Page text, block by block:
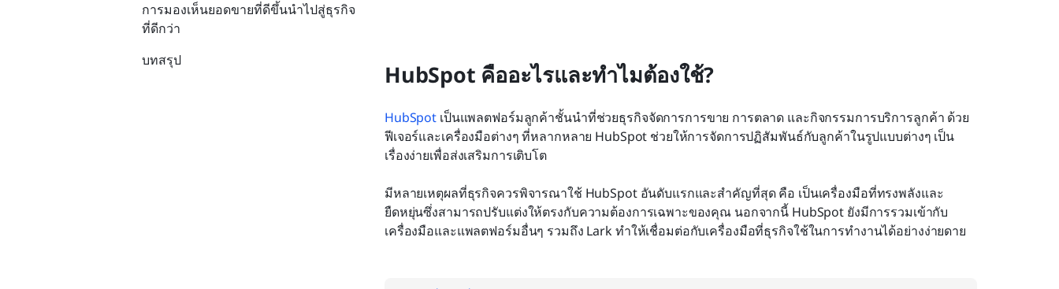
HubSpot คืออะไรและทำไมต้องใช้?
HubSpot เป็นแพลตฟอร์มลูกค้าชั้นนำที่ช่วยธุรกิจจัดการการขาย การตลาด และกิจกรรมการบริการลูกค้า ด้วย
ฟีเจอร์และเครื่องมือต่างๆ ที่หลากหลาย HubSpot ช่วยให้การจัดการปฏิสัมพันธ์กับลูกค้าในรูปแบบต่างๆ เป็น
เรื่องง่ายเพื่อส่งเสริมการเติบโต
มีหลายเหตุผลที่ธุรกิจควรพิจารณาใช้ HubSpot อันดับแรกและสำคัญที่สุด คือ เป็นเครื่องมือที่ทรงพลังและ
ยืดหยุ่นซึ่งสามารถปรับแต่งให้ตรงกับความต้องการเฉพาะของคุณ นอกจากนี้ HubSpot ยังมีการรวมเข้ากับ
เครื่องมือและแพลตฟอร์มอื่นๆ รวมถึง Lark ทำให้เชื่อมต่อกับเครื่องมือที่ธุรกิจใช้ในการทำงานได้อย่างง่ายดาย
การมองเห็นยอดขายที่ดีขึ้นนำไปสู่ธุรกิจ
ที่ดีกว่า
บทสรุป